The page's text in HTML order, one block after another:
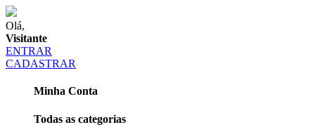
Olá,
Visitante
ENTRAR
CADASTRAR
Minha Conta
Todas as categorias